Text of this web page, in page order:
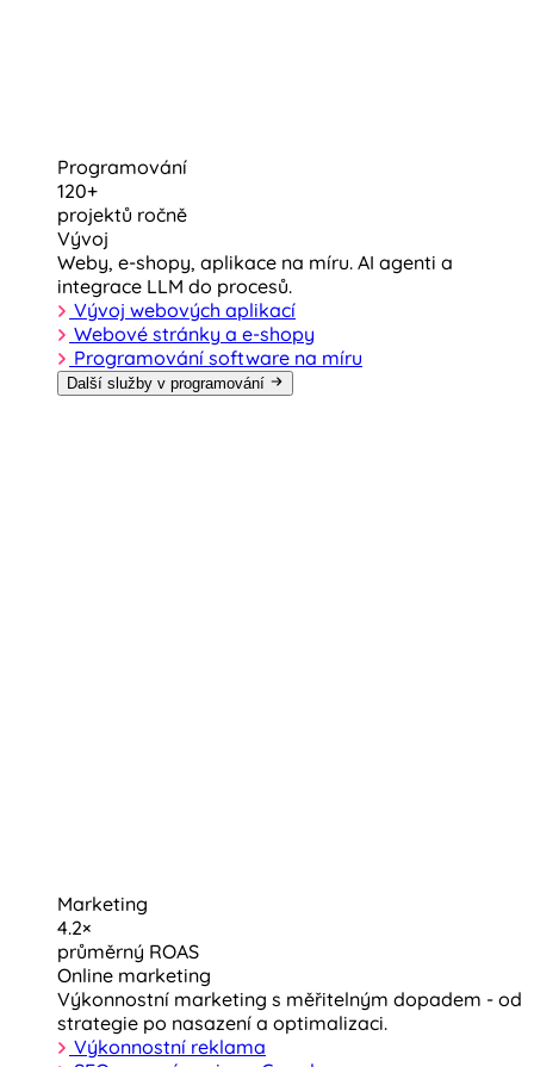
Programování
120+
projektů ročně
Vývoj
Weby, e-shopy, aplikace na míru. AI agenti a
integrace LLM do procesů.
Vývoj webových aplikací
Webové stránky a e-shopy
Programování software na míru
Další služby v programování
Marketing
4.2×
průměrný ROAS
Online marketing
Výkonnostní marketing s měřitelným dopadem - od
strategie po nasazení a optimalizaci.
Výkonnostní reklama